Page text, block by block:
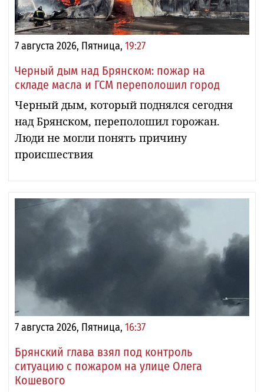
7 августа 2026, Пятница, 19:27
Черный дым над Брянском: пожар на
складе масла и ГСМ переполошил город
Черный дым, который поднялся сегодня
над Брянском, переполошил горожан.
Люди не могли понять причину
происшествия
7 августа 2026, Пятница, 16:37
Брянский глава взял под контроль
ситуацию с пожаром на улице Олега
Кошевого